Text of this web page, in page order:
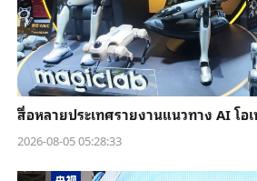
สื่อหลายประเทศรายงานแนวทาง AI โอ
2026-08-05 05:28:33